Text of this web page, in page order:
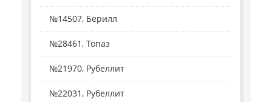
№14507, Берилл
№28461, Топаз
№21970, Рубеллит
№22031, Рубеллит